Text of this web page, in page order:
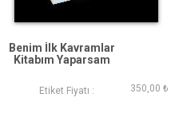
Benim İlk Kavramlar
Kitabım Yaparsam
Etiket Fiyatı : 350,00 ₺